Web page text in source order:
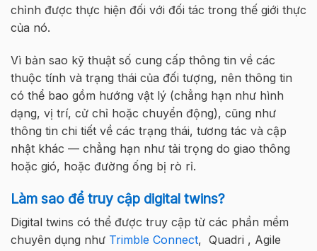
chỉnh được thực hiện đối với đối tác trong thế giới thực
của nó.
Vì bản sao kỹ thuật số cung cấp thông tin về các
thuộc tính và trạng thái của đối tượng, nên thông tin
có thể bao gồm hướng vật lý (chẳng hạn như hình
dạng, vị trí, cử chỉ hoặc chuyển động), cũng như
thông tin chi tiết về các trạng thái, tương tác và cập
nhật khác — chẳng hạn như tải trọng do giao thông
hoặc gió, hoặc đường ống bị rò rỉ.
Làm sao để truy cập digital twins?
Digital twins có thể được truy cập từ các phần mềm
chuyên dụng như Trimble Connect, Quadri , Agile